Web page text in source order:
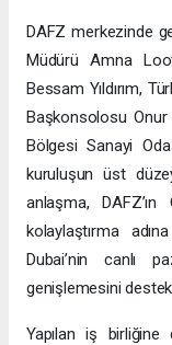
DAFZ merkezinde
Müdürü Amna
Bessam Yıldırım,
Başkonsolosu Onur
Bölgesi Sanayi
kuruluşun üst
anlaşma,
kolaylaştırma
Dubai’nin canlı
genişlemesini
Yapılan iş